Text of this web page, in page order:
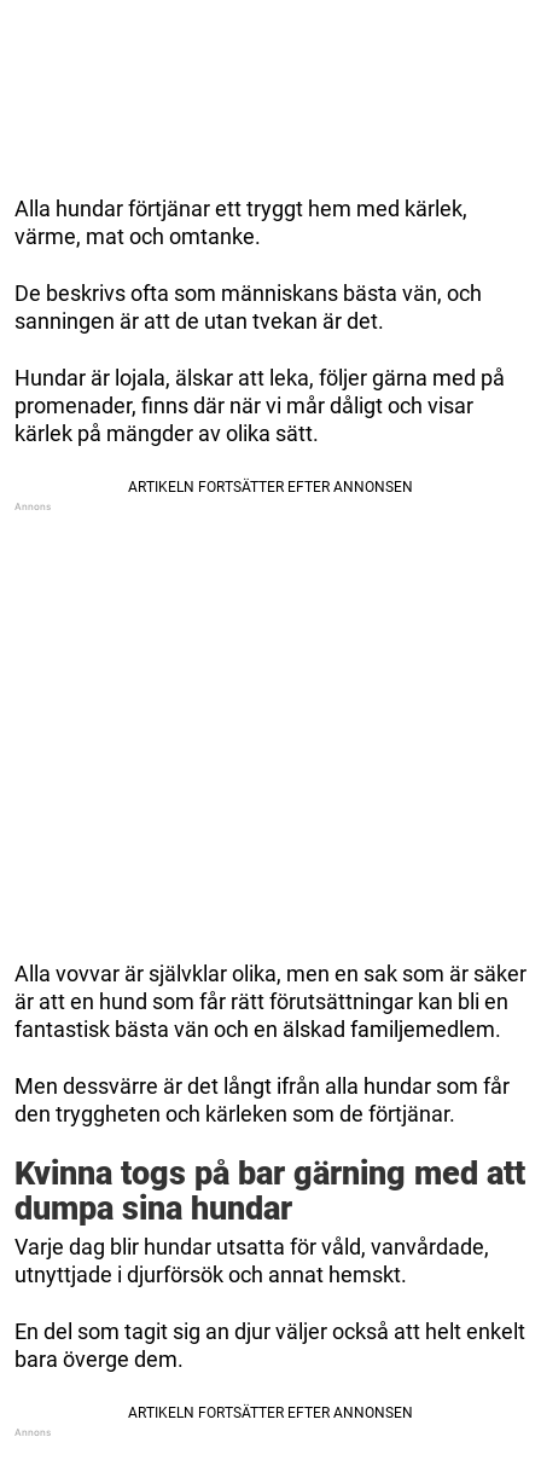
Alla hundar förtjänar ett tryggt hem med kärlek,
värme, mat och omtanke.
De beskrivs ofta som människans bästa vän, och
sanningen är att de utan tvekan är det.
Hundar är lojala, älskar att leka, följer gärna med på
promenader, finns där när vi mår dåligt och visar
kärlek på mängder av olika sätt.
Alla vovvar är självklar olika, men en sak som är säker
är att en hund som får rätt förutsättningar kan bli en
fantastisk bästa vän och en älskad familjemedlem.
Men dessvärre är det långt ifrån alla hundar som får
den tryggheten och kärleken som de förtjänar.
Kvinna togs på bar gärning med att
dumpa sina hundar
Varje dag blir hundar utsatta för våld, vanvårdade,
utnyttjade i djurförsök och annat hemskt.
En del som tagit sig an djur väljer också att helt enkelt
bara överge dem.